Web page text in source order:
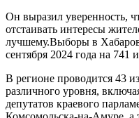
Он выразил уверенность,
отстаивать интересы
лучшему.Выборы в
сентября 2024 года на 741
В регионе проводится 43
различного уровня,
депутатов краевого